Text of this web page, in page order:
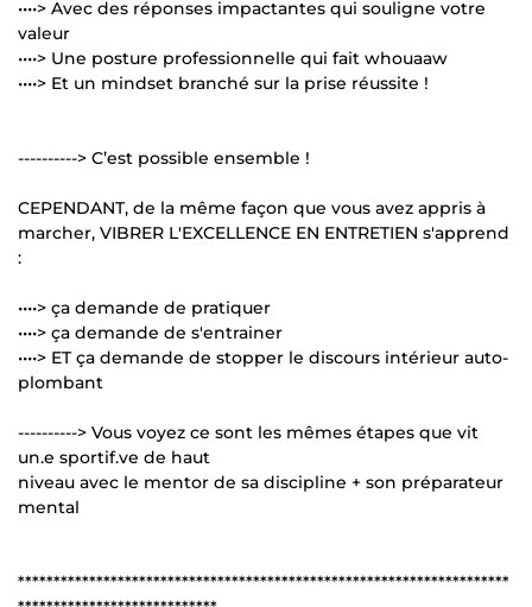
••••> Avec des réponses impactantes qui souligne votre
valeur
••••> Une posture professionnelle qui fait whouaaw
••••> Et un mindset branché sur la prise réussite !
----------> C’est possible ensemble !
CEPENDANT, de la même façon que vous avez appris à
marcher, VIBRER L'EXCELLENCE EN ENTRETIEN s'apprend
:
••••> ça demande de pratiquer
••••> ça demande de s'entrainer
••••> ET ça demande de stopper le discours intérieur auto-
plombant
----------> Vous voyez ce sont les mêmes étapes que vit
un.e sportif.ve de haut
niveau avec le mentor de sa discipline + son préparateur
mental
*********************************************************************